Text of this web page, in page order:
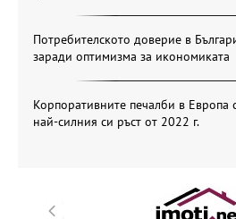
Потребителското доверие в
заради оптимизма за икономиката
Корпоративните печалби в Европа
най-силния си ръст от 2022 г.